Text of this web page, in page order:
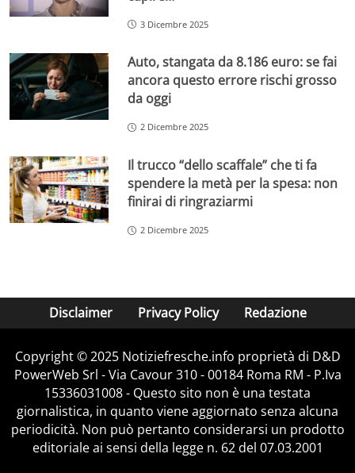
3 Dicembre 2025
Auto, stangata da 8.186 euro: se fai
ancora questo errore rischi grosso
da oggi
2 Dicembre 2025
Il trucco “dello scaffale” che ti fa
spendere la metà per la spesa: non
finirai di ringraziarmi
2 Dicembre 2025
Disclaimer Privacy Policy Redazione
Copyright © 2025 Notiziefresche.info proprietà di D&D
PowerWeb Srl - Via Cavour 310 - 00184 Roma RM - P.Iva
15336031008 - Questo sito non è una testata
giornalistica, in quanto viene aggiornato senza alcuna
periodicità. Non può pertanto considerarsi un prodotto
editoriale ai sensi della legge n. 62 del 07.03.2001